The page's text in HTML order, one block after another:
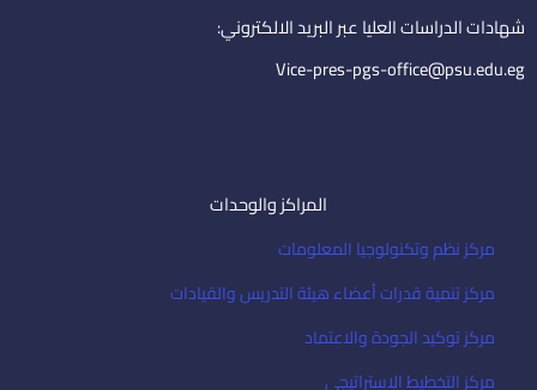
i
l
شهادات الدراسات العليا عبر البريد الالكتروني:
Vice-pres-pgs-office@psu.edu.eg
المراكز والوحدات
مركز نظم وتكنولوجيا المعلومات
مركز تنمية قدرات أعضاء هيئة التدريس والقيادات
مركز توكيد الجودة والاعتماد
مركز التخطيط الاستراتيجى